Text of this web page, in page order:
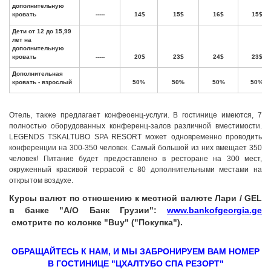
Отель, также предлагает конфеоенц-услуги. В гостинице имеются, 7
полностью оборудованных конференц-залов различной вместимости.
LEGENDS TSKALTUBO SPA RESORT может одновременно проводить
конференции на 300-350 человек. Самый большой из них вмещает 350
человек! Питание будет предоставлено в ресторане на 300 мест,
окруженный красивой террасой с 80 дополнительными местами на
открытом воздухе.
Курсы валют по отношению к местной валюте Лари / GEL
в банке "А/О Банк Грузии": www.bankofgeorgia.ge
смотрите по колонке "Buy" ("Покупка").
ОБРАЩАЙТЕСЬ К НАМ, И МЫ ЗАБРОНИРУЕМ ВАМ НОМЕР
В ГОСТИНИЦЕ "ЦХАЛТУБО СПА РЕЗОРТ"